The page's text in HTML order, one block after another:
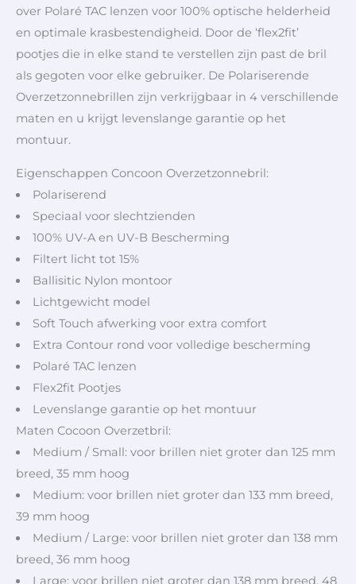
over Polaré TAC lenzen voor 100% optische helderheid
en optimale krasbestendigheid. Door de ‘flex2fit’
pootjes die in elke stand te verstellen zijn past de bril
als gegoten voor elke gebruiker. De Polariserende
Overzetzonnebrillen zijn verkrijgbaar in 4 verschillende
maten en u krijgt levenslange garantie op het
montuur.
Eigenschappen Concoon Overzetzonnebril:
Polariserend
Speciaal voor slechtzienden
100% UV-A en UV-B Bescherming
Filtert licht tot 15%
Ballisitic Nylon montoor
Lichtgewicht model
Soft Touch afwerking voor extra comfort
Extra Contour rond voor volledige bescherming
Polaré TAC lenzen
Flex2fit Pootjes
Levenslange garantie op het montuur
Maten Cocoon Overzetbril:
Medium / Small: voor brillen niet groter dan 125 mm
breed, 35 mm hoog
Medium: voor brillen niet groter dan 133 mm breed,
39 mm hoog
Medium / Large: voor brillen niet groter dan 138 mm
breed, 36 mm hoog
Large: voor brillen niet groter dan 138 mm breed, 48